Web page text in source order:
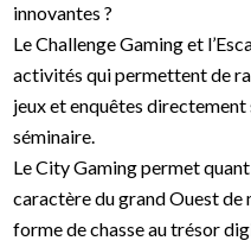
innovantes ?
Le Challenge Gaming et
activités qui permettent de
jeux et enquêtes
séminaire.
Le City Gaming permet
caractère du grand Ouest de
forme de chasse au trésor